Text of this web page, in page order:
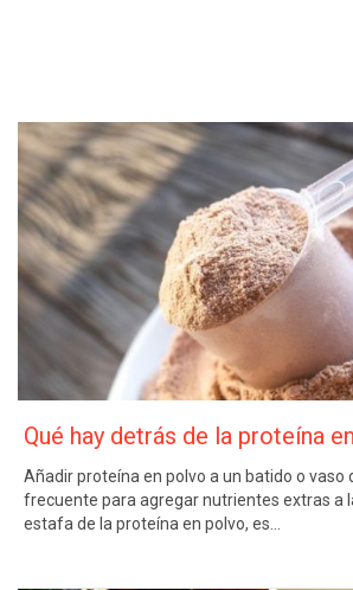
Qué hay detrás de la proteína
Añadir proteína en polvo a un batido o vaso
frecuente para agregar nutrientes extras a
estafa de la proteína en polvo, es…